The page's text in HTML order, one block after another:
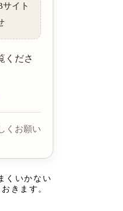
イト
くださ
くお願い
くいかない
きます。